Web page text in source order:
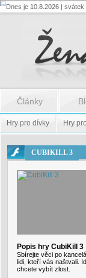
Flash.nazev
Flash.nazev
Dnes je 10.8.2026 | svátek
Články
Hry pro dívky Hry
CUBIKILL 3
Popis hry CubiKill 3
Sbírejte věci po
lidi, kteří vás naštvali.
chcete vybít zlost.